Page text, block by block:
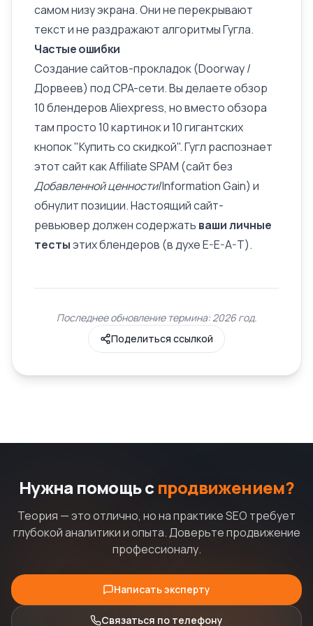
самом низу экрана. Они не перекрывают
текст и не раздражают алгоритмы Гугла.
Частые ошибки
Создание сайтов-прокладок (Doorway /
Дорвеев) подCPA-сети. Вы делаете обзор
10 блендеров Aliexpress, но вместо обзора
там просто 10 картинок и 10 гигантских
кнопок "Купить со скидкой". Гугл распознает
этот сайт как Affiliate SPAM (сайт без
Добавленной ценности/Information Gain) и
обнулит позиции. Настоящий сайт-
ревьювер должен содержать ваши личные
тестыэтих блендеров (в духеE-E-A-T).
Последнее обновление термина: 2026 год.
Поделиться ссылкой
Нужна помощь с продвижением?
Теория — это отлично, но на практике SEO требует
глубокой аналитики и опыта. Доверьте продвижение
профессионалу.
Написать эксперту
Связаться по телефону